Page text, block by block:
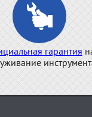
гарантия